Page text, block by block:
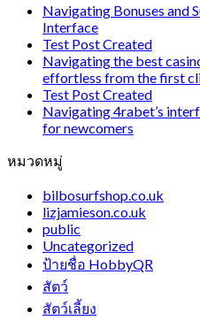
Navigating Bonuses and
Interface
Test Post Created
Navigating the best
effortless from the first
Test Post Created
Navigating 4rabet’s
for newcomers
หมวดหมู่
bilbosurfshop.co.uk
lizjamieson.co.uk
public
Uncategorized
ป้ายชื่อ HobbyQR
สัตว์
สัตว์เลี้ยง